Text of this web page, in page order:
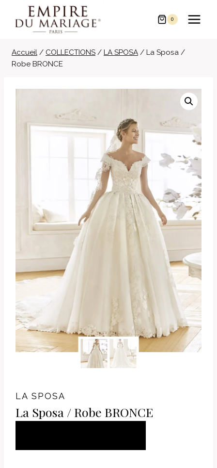
contenu
0
Accueil / COLLECTIONS / LA SPOSA / La Sposa /
Robe BRONCE
LA SPOSA
La Sposa / Robe BRONCE